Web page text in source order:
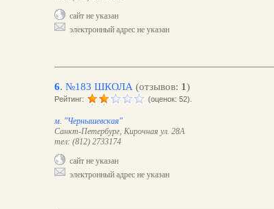
сайт не указан
электронный адрес не указан
6. №183 ШКОЛА (отзывов: 1)
Рейтинг: (оценок: 52).
м. "Чернышевская"
Санкт-Петербург, Кирочная ул. 28А
тел: (812) 2733174
сайт не указан
электронный адрес не указан